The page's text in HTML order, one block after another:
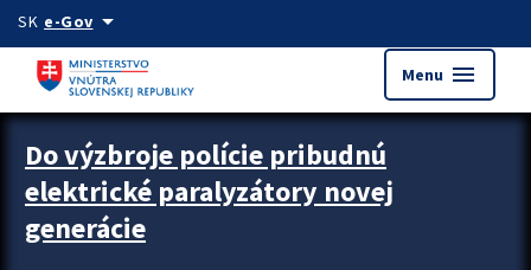
Preskocit na hlavný obsah
SK e-Govarrow_drop_down
Menu menu
Zastavit automatický posun upútavok
Do výzbroje polície pribudnú
elektrické paralyzátory novej
generácie